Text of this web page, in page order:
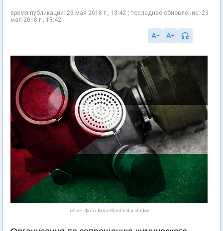
время публикации: 23 мая 2018 г., 13:42 | последнее обновление: 23
мая 2018 г., 13:42
iStock. Фото: BruceStanfield и strelov